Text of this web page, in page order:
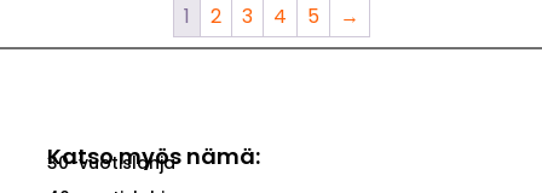
1 2 3 4 5 →
Katso myös nämä:
30-vuotislahja